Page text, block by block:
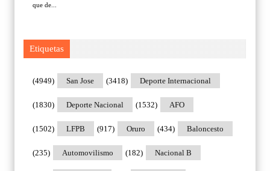
que de...
Etiquetas
San Jose
(4949) Deporte Internacional
(3418)
Deporte Nacional
(1830) AFO
(1532)
LFPB
(1502) Oruro
(917) Baloncesto
(434)
Automovilismo
(235) Nacional B
(182)